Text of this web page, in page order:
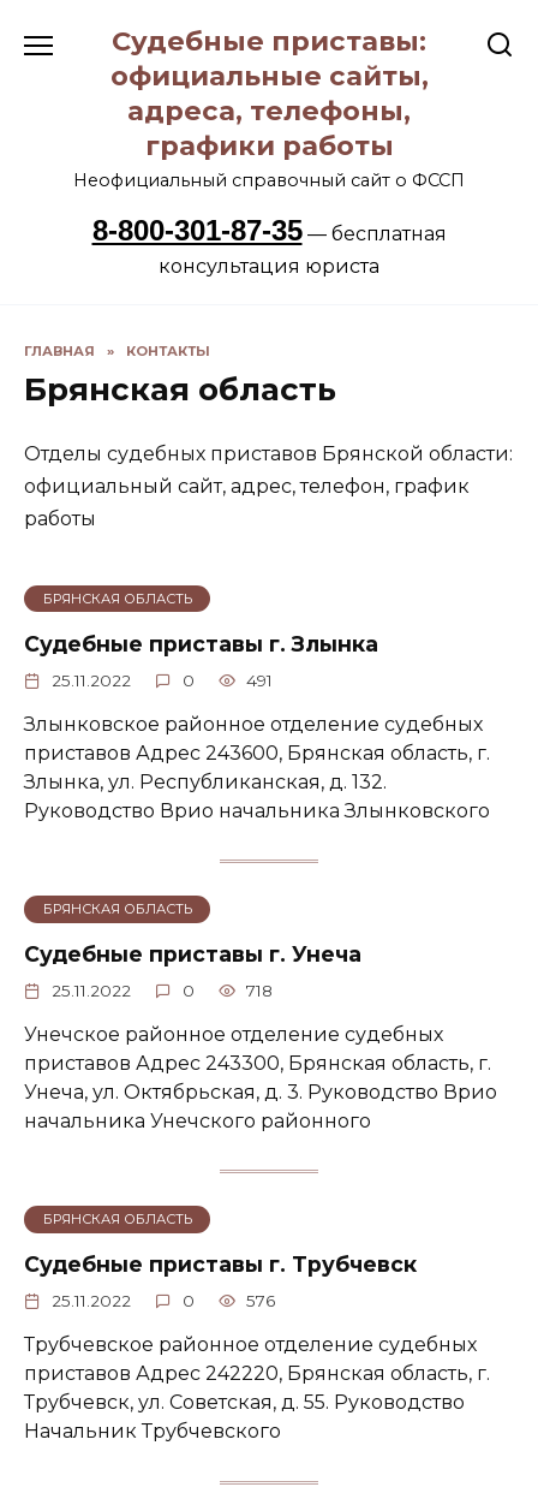
содержанию
Судебные приставы:
официальные сайты,
адреса, телефоны,
графики работы
Неофициальный справочный сайт о ФССП
8-800-301-87-35— бесплатная
консультация юриста
ГЛАВНАЯ » КОНТАКТЫ
Брянская область
Отделы судебных приставов Брянской области:
официальный сайт, адрес, телефон, график
работы
БРЯНСКАЯ ОБЛАСТЬ
Судебные приставы г. Злынка
25.11.2022 0 491
Злынковское районное отделение судебных
приставов Адрес 243600, Брянская область, г.
Злынка, ул. Республиканская, д. 132.
Руководство Врио начальника Злынковского
БРЯНСКАЯ ОБЛАСТЬ
Судебные приставы г. Унеча
25.11.2022 0 718
Унечское районное отделение судебных
приставов Адрес 243300, Брянская область, г.
Унеча, ул. Октябрьская, д. 3. Руководство Врио
начальника Унечского районного
БРЯНСКАЯ ОБЛАСТЬ
Судебные приставы г. Трубчевск
25.11.2022 0 576
Трубчевское районное отделение судебных
приставов Адрес 242220, Брянская область, г.
Трубчевск, ул. Советская, д. 55. Руководство
Начальник Трубчевского